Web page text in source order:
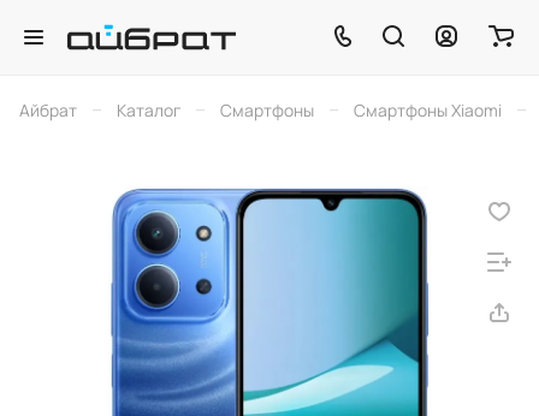
Айбрат – Каталог – Смартфоны – Смартфоны Xiaomi –